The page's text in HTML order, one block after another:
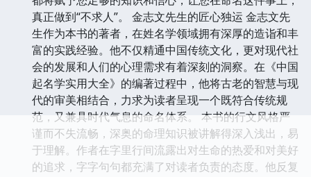
真正做到“不求人”。 金志文先生的匠心独运 金志文先
生作为本书的著者，在姓名学领域拥有深厚的造诣和丰
富的实践经验。他不仅精通中国传统文化，更对现代社
会的发展和人们的心理需求有着深刻的洞察。在《中国
起名学实用大全》的编著过程中，他将古老的智慧与现
代的审美相结合，力求为读者呈现一个既符合传统规
范，又兼具时代气息的命名体系。 本书的行文风格严
谨而不失流畅，深奥的命理知识被讲解得深入浅出，易
于理解。作者在字里行间流露出对生命的热爱和对美好
的追求，字字句句都充满了对读者负责的态度。他反复